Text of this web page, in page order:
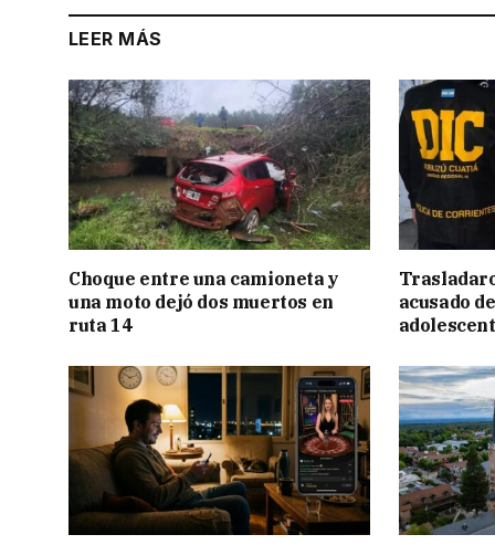
LEER MÁS
Choque entre una camioneta y
una moto dejó dos muertos en
ruta 14
acusado